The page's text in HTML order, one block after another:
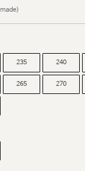
235 240
265 270